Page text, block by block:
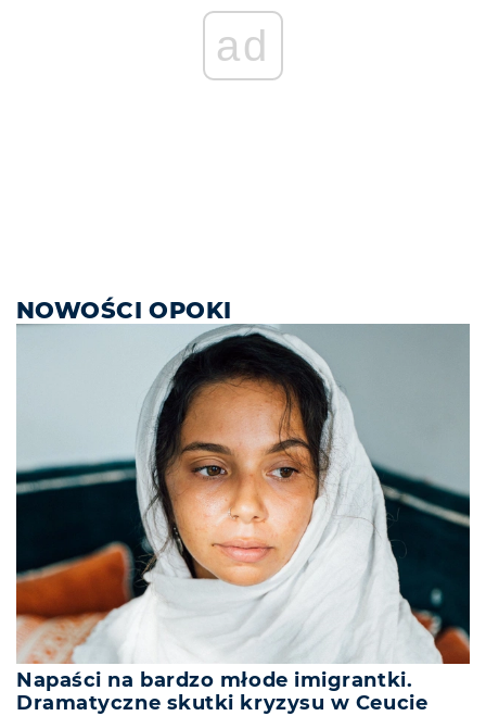
ad
NOWOŚCI OPOKI
Napaści na bardzo młode imigrantki.
Dramatyczne skutki kryzysu w Ceucie